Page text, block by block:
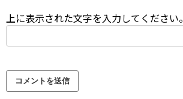
上に表示された文字を入力してください。